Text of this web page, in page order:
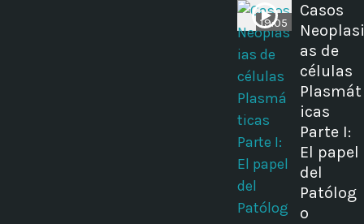
19:05
Casos
Neoplasi
as de
células
Plasmát
icas
Parte I:
El papel
del
Patólog
o